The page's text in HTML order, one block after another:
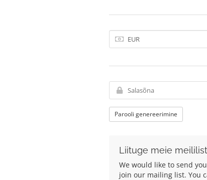
Parooli genereerimine
Liituge meie
We would like to send
join our mailing list. You